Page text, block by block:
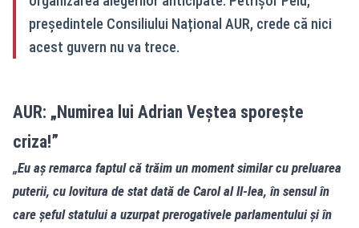
președintele Consiliului Național AUR, crede că nici
acest guvern nu va trece.
AUR: „Numirea lui Adrian Veștea sporește
criza!”
„Eu aș remarca faptul că trăim un moment similar cu preluarea
puterii, cu lovitura de stat dată de Carol al II-lea, în sensul în
care șeful statului a uzurpat prerogativele parlamentului și în